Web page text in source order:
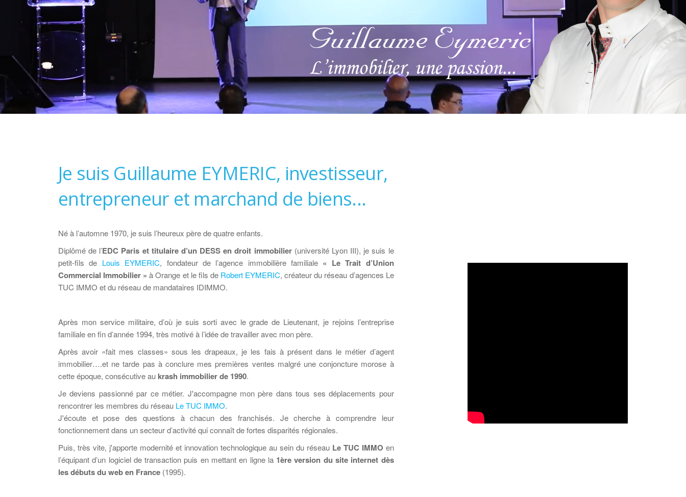
Je suis Guillaume EYMERIC, investisseur,
entrepreneur et marchand de biens...
Né à l’automne 1970, je suis l’heureux père de quatre enfants.
Diplômé de l’EDC Paris et titulaire d’un DESS en droit immobilier(université Lyon III), je suis le
petit-fils de Louis EYMERIC, fondateur de l’agence immobilière familiale « Le Trait d’Union
Commercial Immobilier » à Orange et le fils de Robert EYMERIC, créateur du réseau d’agences Le
TUC IMMO et du réseau de mandataires IDIMMO.
Après mon service militaire, d’où je suis sorti avec le grade de Lieutenant, je rejoins l’entreprise
familiale en fin d’année 1994, très motivé à l’idée de travailler avec mon père.
Après avoir «fait mes classes» sous les drapeaux, je les fais à présent dans le métier d’agent
immobilier….et ne tarde pas à conclure mes premières ventes malgré une conjoncture morose à
cette époque, consécutive au krash immobilier de 1990.
Je deviens passionné par ce métier. J'accompagne mon père dans tous ses déplacements pour
rencontrer les membres du réseau Le TUC IMMO.
J'écoute et pose des questions à chacun des franchisés. Je cherche à comprendre leur
fonctionnement dans un secteur d’activité qui connaît de fortes disparités régionales.
Puis, très vite, j'apporte modernité et innovation technologique au sein du réseau Le TUC IMMO en
l’équipant d’un logiciel de transaction puis en mettant en ligne la 1ère version du site internet dès
les débuts du web en France (1995).